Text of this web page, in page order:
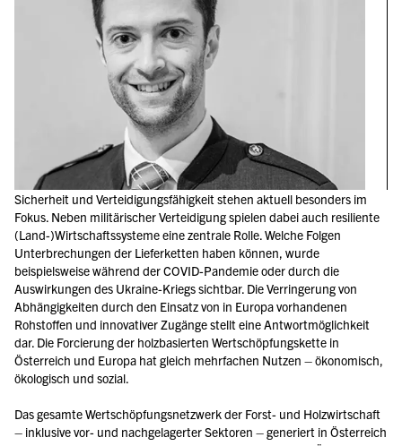
Sicherheit und Verteidigungsfähigkeit stehen aktuell besonders im
Fokus. Neben militärischer Verteidigung spielen dabei auch resiliente
(Land-)Wirtschaftssysteme eine zentrale Rolle. Welche Folgen
Unterbrechungen der Lieferketten haben können, wurde
beispielsweise während der COVID-Pandemie oder durch die
Auswirkungen des Ukraine-Kriegs sichtbar. Die Verringerung von
Abhängigkeiten durch den Einsatz von in Europa vorhandenen
Rohstoffen und innovativer Zugänge stellt eine Antwortmöglichkeit
dar. Die Forcierung der holzbasierten Wertschöpfungskette in
Österreich und Europa hat gleich mehrfachen Nutzen – ökonomisch,
ökologisch und sozial.
Das gesamte Wertschöpfungsnetzwerk der Forst- und Holzwirtschaft
– inklusive vor- und nachgelagerter Sektoren – generiert in Österreich